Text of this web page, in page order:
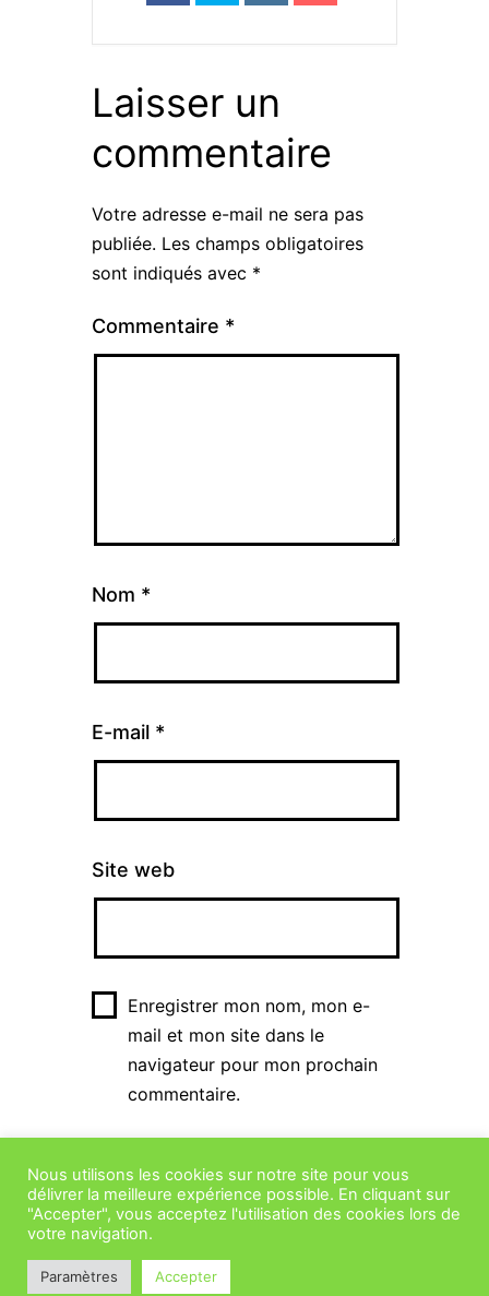
Laisser un
commentaire
Votre adresse e-mail ne sera pas
publiée. Les champs obligatoires
sont indiqués avec *
Commentaire *
Nom *
E-mail *
Site web
Enregistrer mon nom, mon e-
mail et mon site dans le
navigateur pour mon prochain
commentaire.
Nous utilisons les cookies sur notre site pour vous
délivrer la meilleure expérience possible. En cliquant sur
"Accepter", vous acceptez l'utilisation des cookies lors de
votre navigation.
Paramètres Accepter